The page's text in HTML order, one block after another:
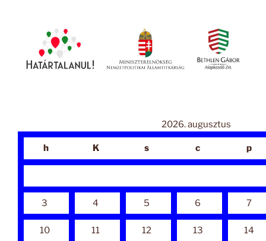
2026. augusztus
h K s c p
3 4 5 6 7
10 11 12 13 14